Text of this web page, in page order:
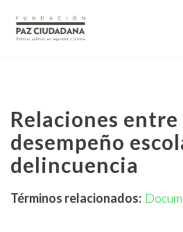
Relaciones
desempeño
delincuencia
Términos relacionados: